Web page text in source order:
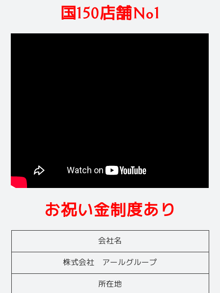
国150店舗No1
お祝い金制度あり
会社名
株式会社 アールグループ
所在地